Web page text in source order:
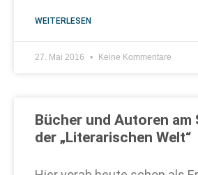
WEITERLESEN
27. Mai 2016 Keine Kommentare
Bücher und Autoren am
der „Literarischen Welt“